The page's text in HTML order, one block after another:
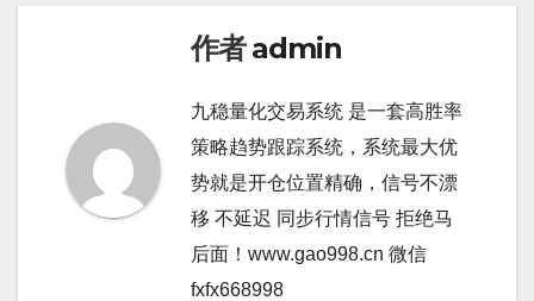
作者admin
九稳量化交易系统 是一套高胜率
策略趋势跟踪系统，系统最大优
势就是开仓位置精确，信号不漂
移 不延迟 同步行情信号 拒绝马
后面！www.gao998.cn 微信
fxfx668998